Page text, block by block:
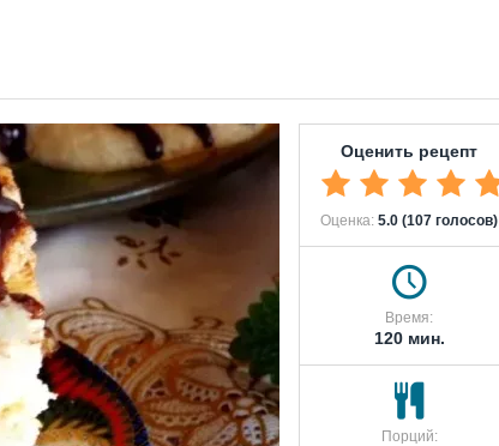
Оценить рецепт
Оценка: 5.0 (107 голосов)
Время:
120 мин.
Порций: